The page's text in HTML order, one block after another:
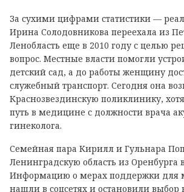
За сухими цифрами статистики —
Ирина Солодовникова переехала из
Ленобласть еще в 2010 году с целью
вопрос. Местные власти помогли
детский сад, а до работы женщину
служебный транспорт. Сегодня она
Краснозвездинскую поликлинику,
путь в медицине с должности врача
гинеколога.
Семейная пара Кирилл и Гульнара
Ленинградскую область из Оренбурга
Информацию о мерах поддержки для
нашли в соцсетях и остановили выбор